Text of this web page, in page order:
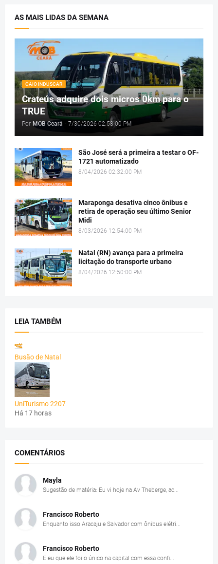
AS MAIS LIDAS DA SEMANA
CAIO INDUSCAR
Crateús adquire dois micros 0km para o
TRUE
Por MOB Ceará - 7/30/2026 02:58:00 PM
São José será a primeira a testar o OF-
1721 automatizado
8/04/2026 02:32:00 PM
Maraponga desativa cinco ônibus e
retira de operação seu último Senior
Midi
8/03/2026 12:54:00 PM
Natal (RN) avança para a primeira
licitação do transporte urbano
8/04/2026 12:50:00 PM
LEIA TAMBÉM
Busão de Natal
UniTurismo 2207
Há 17 horas
COMENTÁRIOS
Mayla
Sugestão de matéria: Eu vi hoje na Av Theberge, ac...
Francisco Roberto
Enquanto isso Aracaju e Salvador com ônibus elétri...
Francisco Roberto
E eu que ele foi o único na capital com essa confi...